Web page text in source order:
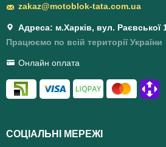
zakaz@motoblok-tata.com.ua
Адреса: м.Харків, вул. Раєвської
Працюємо по всій території України
Онлайн оплата
СОЦІАЛЬНІ МЕРЕЖІ